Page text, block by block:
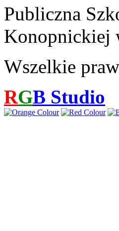
Publiczna
Konopnickiej
Wszelkie
RGB Studio